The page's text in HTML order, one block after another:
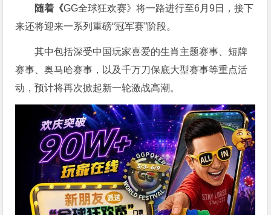
随着《GG全球狂欢赛》将一路进行至6月9日，接下
来还将迎来一系列重磅“冠军赛”阶段。
其中包括深受中国玩家喜爱的生肖主题赛事、短牌
赛事、奥马哈赛事，以及千万刀保底大型赛事等重点活
动，预计将再次掀起新一轮激战高潮。